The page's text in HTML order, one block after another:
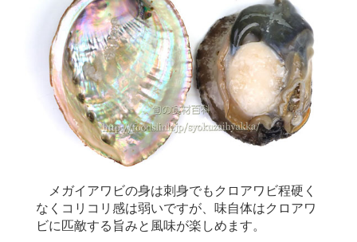
メガイアワビの身は刺身でもクロアワビ程硬く
なくコリコリ感は弱いですが、味自体はクロアワ
ビに匹敵する旨みと風味が楽しめます。